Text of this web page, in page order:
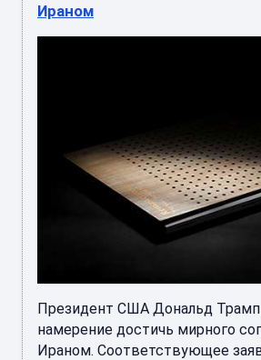
Ираном
Президент США Дональд
намерение достичь мирного
Ираном. Соответствующее